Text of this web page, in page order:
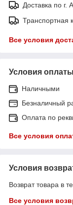
Доставка по г.
Транспортная
Все условия
Условия оплаты
Наличными
Безналичный
Оплата по
Все условия
Условия
Возврат товара в
Все условия